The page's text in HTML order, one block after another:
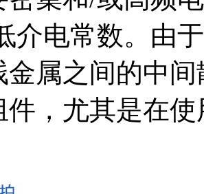
介电常数。由
金属之间的中
件，尤其是在